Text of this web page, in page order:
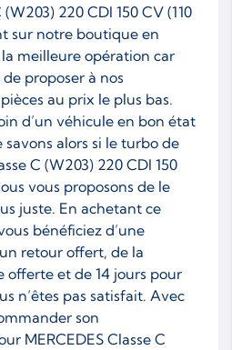
(W203) 220 CDI 150 CV (110
sur notre boutique en
meilleure opération car
proposer à nos
au prix le plus bas.
d’un véhicule en bon état
alors si le turbo de
C (W203) 220 CDI 150
vous proposons de le
juste. En achetant ce
bénéficiez d’une
retour offert, de la
offerte et de 14 jours pour
n’êtes pas satisfait. Avec
son
MERCEDES Classe C